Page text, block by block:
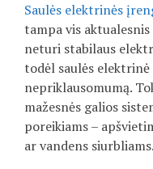
Saulės elektrinės
tampa vis
neturi stabilaus
todėl saulės
nepriklausomumą.
mažesnės galios
poreikiams –
ar vandens siurbliams.